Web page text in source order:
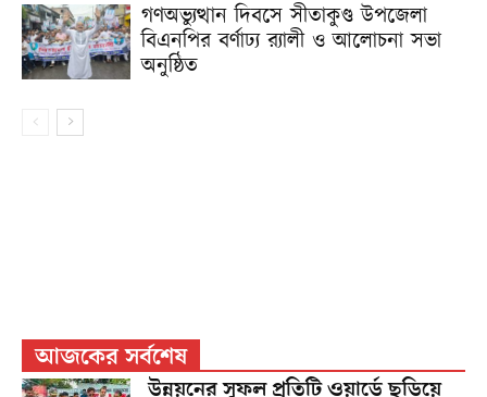
গণঅভ্যুত্থান দিবসে সীতাকুণ্ড উপজেলা
বিএনপির বর্ণাঢ্য র‍্যালী ও আলোচনা সভা
অনুষ্ঠিত
আজকের সর্বশেষ
উন্নয়নের সুফল প্রতিটি ওয়ার্ডে ছড়িয়ে